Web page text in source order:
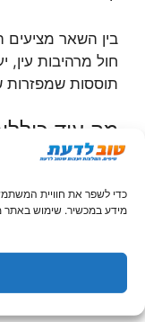
כדי לשפר את חוויית
מידע במכשיר. שימוש באתר
בין השאר מציעים
חול מרהיבות עין,
תוססות שמפזרות
מה עוד
מברצלונה
הפלגות נופש
כוללות כאמור